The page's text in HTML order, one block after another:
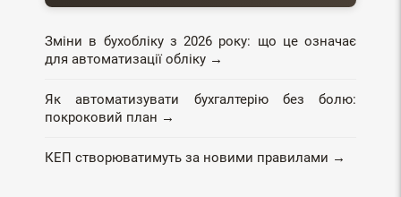
Зміни в бухобліку з 2026 року: що це означає
для автоматизації обліку →
Як автоматизувати бухгалтерію без болю:
покроковий план →
КЕП створюватимуть за новими правилами →